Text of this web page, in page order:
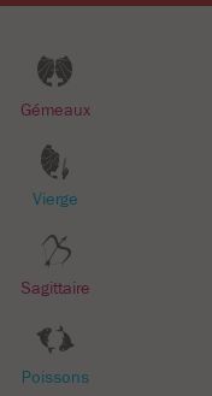
Gémeaux
Vierge
Sagittaire
Poissons